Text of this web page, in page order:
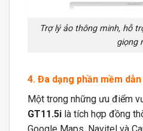
Trợ lý ảo thông minh, hỗ
giọng
4. Đa dạng phần mềm
Một trong những ưu điểm
GT11.5i là tích hợp đồng